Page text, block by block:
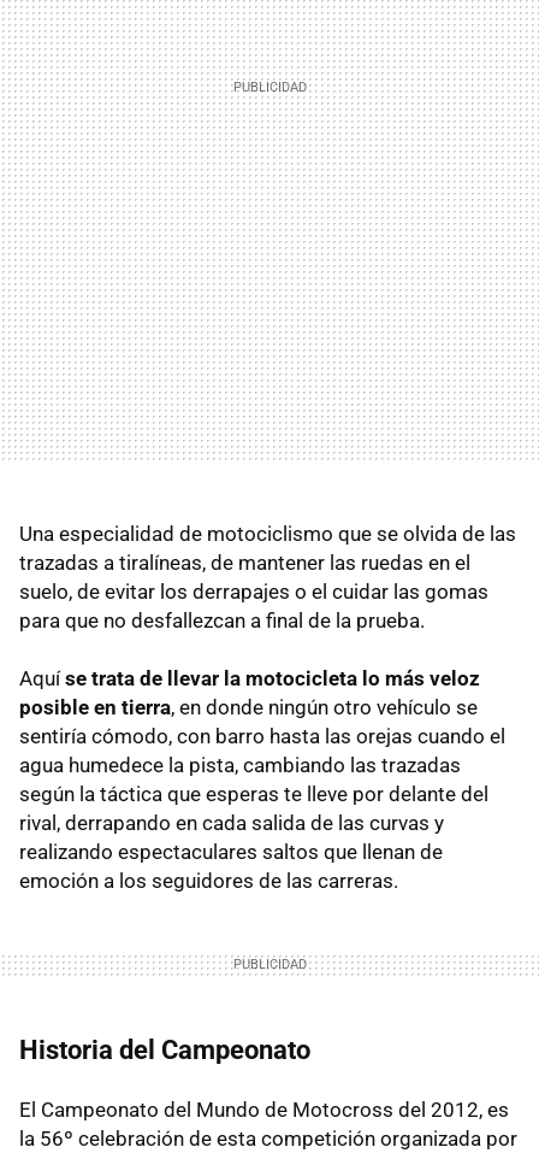
Una especialidad de motociclismo que se olvida de las
trazadas a tiralíneas, de mantener las ruedas en el
suelo, de evitar los derrapajes o el cuidar las gomas
para que no desfallezcan a final de la prueba.
Aquíse trata de llevar la motocicleta lo más veloz
posible en tierra, en donde ningún otro vehículo se
sentiría cómodo, con barro hasta las orejas cuando el
agua humedece la pista, cambiando las trazadas
según la táctica que esperas te lleve por delante del
rival, derrapando en cada salida de las curvas y
realizando espectaculares saltos que llenan de
emoción a los seguidores de las carreras.
Historia del Campeonato
El Campeonato del Mundo de Motocross del 2012, es
la 56º celebración de esta competición organizada por